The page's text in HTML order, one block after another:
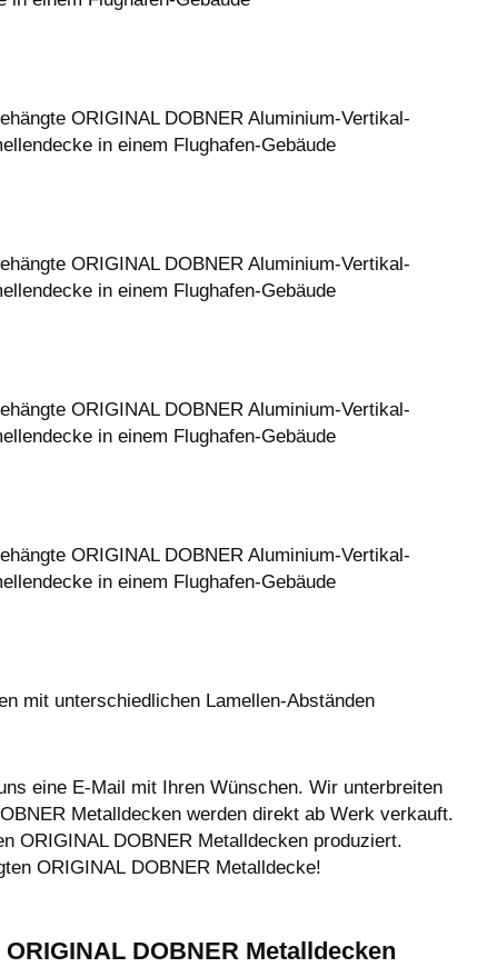
ORIGINAL DOBNER Aluminium-Vertikal-
in einem Flughafen-Gebäude
ORIGINAL DOBNER Aluminium-Vertikal-
in einem Flughafen-Gebäude
ORIGINAL DOBNER Aluminium-Vertikal-
in einem Flughafen-Gebäude
ORIGINAL DOBNER Aluminium-Vertikal-
in einem Flughafen-Gebäude
mit unterschiedlichen Lamellen-Abständen
eine E-Mail mit Ihren Wünschen. Wir unterbreiten
Metalldecken werden direkt ab Werk verkauft.
ORIGINAL DOBNER Metalldecken produziert.
ORIGINAL DOBNER Metalldecke!
DOBNER Metalldecken